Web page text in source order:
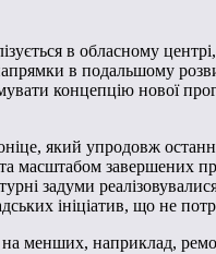
в обласному центрі,
в подальшому
концепцію нової
який упродовж
завершених
задуми
ініціатив, що не
менших, наприклад,